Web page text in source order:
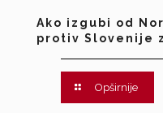
Ako izgubi od
protiv Slovenije
Opširnije